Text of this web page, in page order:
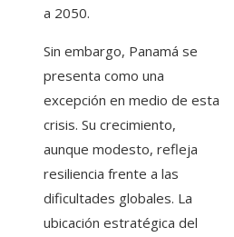
a 2050.
Sin embargo, Panamá se
presenta como una
excepción en medio de esta
crisis. Su crecimiento,
aunque modesto, refleja
resiliencia frente a las
dificultades globales. La
ubicación estratégica del